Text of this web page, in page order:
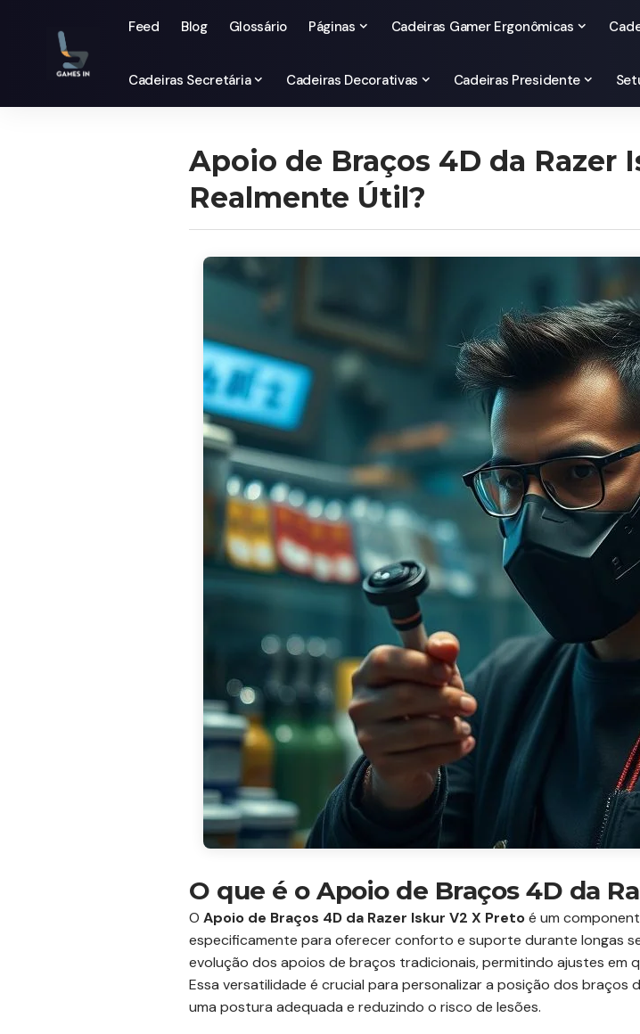
Feed Blog Glossário Páginas Cadeiras Gamer Ergonômicas
Cadeiras Secretária Cadeiras Decorativas Cadeiras Presidente
Apoio de Braços 4D da Razer
Realmente Útil?
O que é o Apoio de Braços 4D da
O Apoio de Braços 4D da Razer Iskur V2 X Pretoé um
especificamente para oferecer conforto e suporte durante longas
evolução dos apoios de braços tradicionais, permitindo ajustes em
Essa versatilidade é crucial para personalizar a posição dos
uma postura adequada e reduzindo o risco de lesões.